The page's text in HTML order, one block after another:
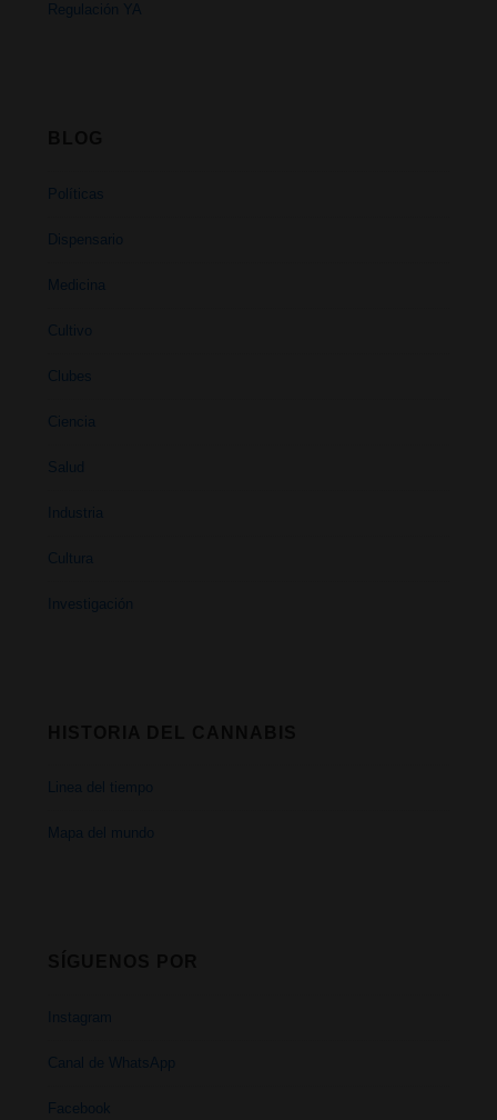
Regulación YA
Políticas
Dispensario
Medicina
Cultivo
Clubes
Ciencia
Salud
Industria
Cultura
Investigación
Linea del tiempo
Mapa del mundo
Instagram
Canal de WhatsApp
Facebook